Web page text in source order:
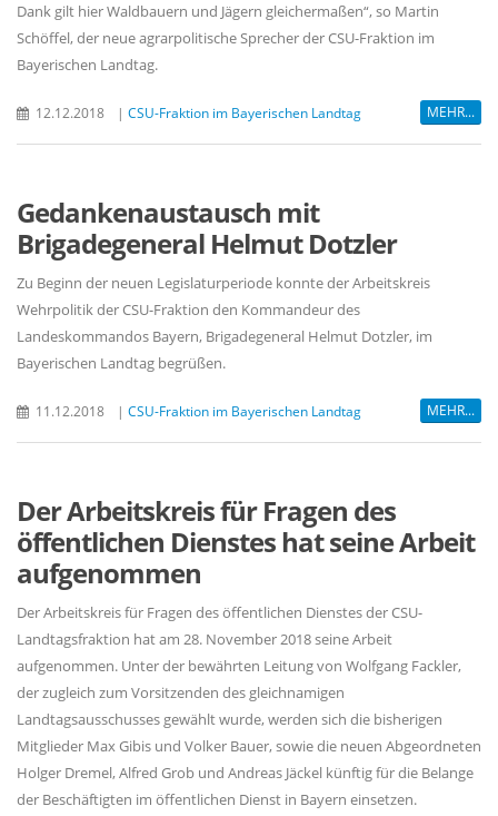
Dank gilt hier Waldbauern und Jägern gleichermaßen“, so Martin
Schöffel, der neue agrarpolitische Sprecher der CSU-Fraktion im
Bayerischen Landtag.
12.12.2018 | CSU-Fraktion im Bayerischen Landtag MEHR...
Gedankenaustausch mit
Brigadegeneral Helmut Dotzler
Zu Beginn der neuen Legislaturperiode konnte der Arbeitskreis
Wehrpolitik der CSU-Fraktion den Kommandeur des
Landeskommandos Bayern, Brigadegeneral Helmut Dotzler, im
Bayerischen Landtag begrüßen.
11.12.2018 | CSU-Fraktion im Bayerischen Landtag MEHR...
Der Arbeitskreis für Fragen des
öffentlichen Dienstes hat seine Arbeit
aufgenommen
Der Arbeitskreis für Fragen des öffentlichen Dienstes der CSU-
Landtagsfraktion hat am 28. November 2018 seine Arbeit
aufgenommen. Unter der bewährten Leitung von Wolfgang Fackler,
der zugleich zum Vorsitzenden des gleichnamigen
Landtagsausschusses gewählt wurde, werden sich die bisherigen
Mitglieder Max Gibis und Volker Bauer, sowie die neuen Abgeordneten
Holger Dremel, Alfred Grob und Andreas Jäckel künftig für die Belange
der Beschäftigten im öffentlichen Dienst in Bayern einsetzen.